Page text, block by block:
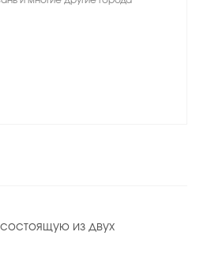
из двух